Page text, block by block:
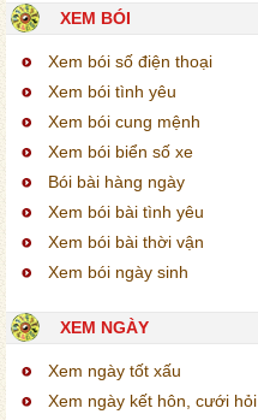
XEM BÓI
Xem bói số điện thoại
Xem bói tình yêu
Xem bói cung mệnh
Xem bói biển số xe
Bói bài hàng ngày
Xem bói bài tình yêu
Xem bói bài thời vận
Xem bói ngày sinh
XEM NGÀY
Xem ngày tốt xấu
Xem ngày kết hôn, cưới hỏi